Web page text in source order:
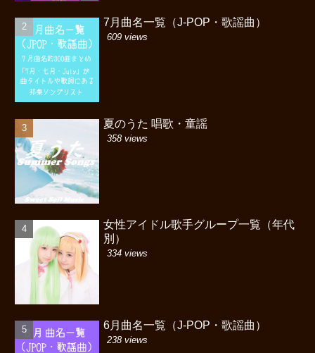
7月曲名一覧（J-POP・歌謡曲）
609 views
夏のうた 唱歌・童謡
358 views
女性アイドル歌手グループ一覧（年代
別）
334 views
6月曲名一覧（J-POP・歌謡曲）
238 views